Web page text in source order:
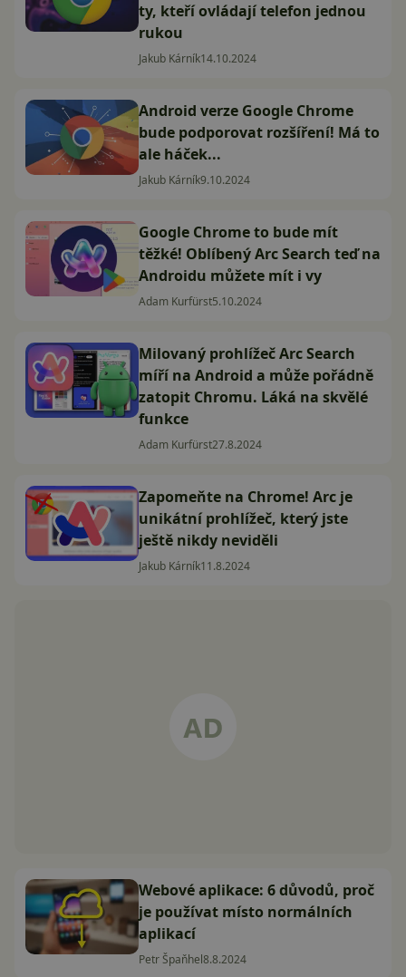
ty, kteří ovládají telefon jednou
rukou
Jakub Kárník14.10.2024
Android verze Google Chrome
bude podporovat rozšíření! Má to
ale háček...
Jakub Kárník9.10.2024
Google Chrome to bude mít
těžké! Oblíbený Arc Search teď na
Androidu můžete mít i vy
Adam Kurfürst5.10.2024
Milovaný prohlížeč Arc Search
míří na Android a může pořádně
zatopit Chromu. Láká na skvělé
funkce
Adam Kurfürst27.8.2024
Zapomeňte na Chrome! Arc je
unikátní prohlížeč, který jste
ještě nikdy neviděli
Jakub Kárník11.8.2024
Webové aplikace: 6 důvodů, proč
je používat místo normálních
aplikací
Petr Špaňhel8.8.2024